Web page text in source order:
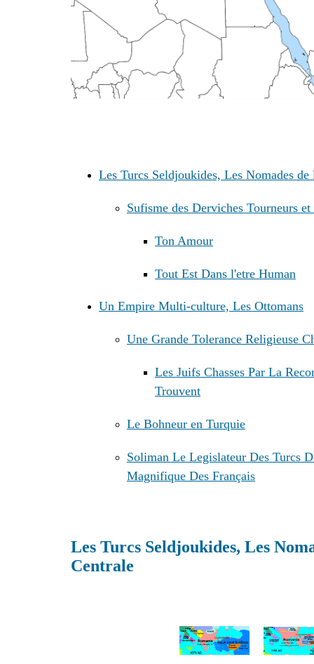
Les Turcs Seldjoukides, Les Nomades de
Sufisme des Derviches Tourneurs
Ton Amour
Tout Est Dans l'etre Human
Un Empire Multi-culture, Les Ottomans
Une Grande Tolerance Religieuse
Les Juifs Chasses Par La
Trouvent
Le Bohneur en Turquie
Soliman Le Legislateur Des Turcs
Magnifique Des Français
Les Turcs Seldjoukides, Les
Centrale